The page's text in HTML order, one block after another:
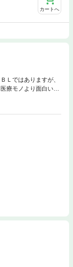
カートへ
Ｌではありますが、
療モノより面白いこ
未収録）と書き下ろ